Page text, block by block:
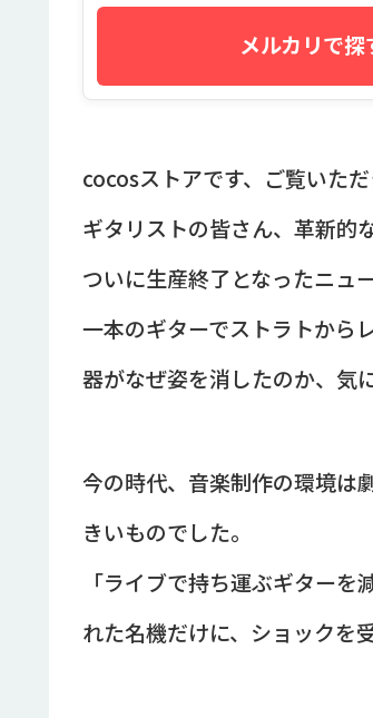
メルカリで探
cocosストアです、ご覧いた
ギタリストの皆さん、革新的
ついに生産終了となったニュ
一本のギターでストラトから
器がなぜ姿を消したのか、気
今の時代、音楽制作の環境は
きいものでした。
「ライブで持ち運ぶギター
れた名機だけに、ショックを